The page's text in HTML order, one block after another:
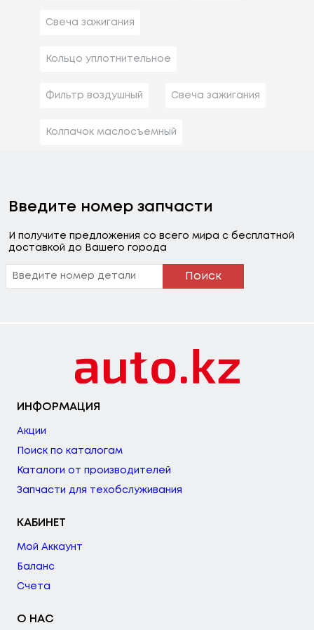
Свеча зажигания
Кольцо уплотнительное
Фильтр воздушный Свеча зажигания
Колпачок маслосъемный
Введите номер запчасти
И получите предложения со всего мира с бесплатной
доставкой до Вашего города
Поиск
ИНФОРМАЦИЯ
Акции
Поиск по каталогам
Каталоги от производителей
Запчасти для техобслуживания
КАБИНЕТ
Мой Аккаунт
Баланс
Счета
О НАС